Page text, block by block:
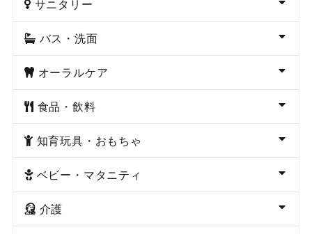
サニタリー
バス・洗面
オーラルケア
食品・飲料
知育玩具・おもちゃ
ベビー・マタニティ
介護